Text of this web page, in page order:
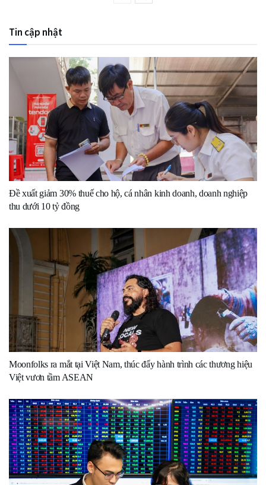
Tin cập nhật
Đề xuất giảm 30% thuế cho hộ, cá nhân kinh doanh, doanh nghiệp
thu dưới 10 tỷ đồng
Moonfolks ra mắt tại Việt Nam, thúc đẩy hành trình các thương hiệu
Việt vươn tầm ASEAN